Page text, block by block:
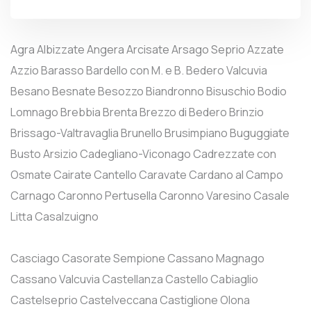
AgraAlbizzateAngeraArcisateArsago SeprioAzzate
AzzioBarassoBardello con M. e B.Bedero Valcuvia
BesanoBesnateBesozzoBiandronnoBisuschioBodio
LomnagoBrebbiaBrentaBrezzo di BederoBrinzio
Brissago-ValtravagliaBrunelloBrusimpianoBuguggiate
Busto Arsizio Cadegliano-Viconago Cadrezzate con
Osmate Cairate Cantello Caravate Cardano al Campo
Carnago Caronno Pertusella Caronno Varesino Casale
Litta Casalzuigno
Casciago Casorate Sempione Cassano Magnago
Cassano Valcuvia Castellanza Castello Cabiaglio
Castelseprio Castelveccana Castiglione Olona